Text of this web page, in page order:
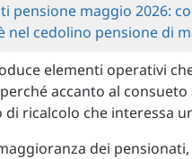
pensione maggio 2026:
nel cedolino pensione di
elementi operativi
accanto al consueto
ricalcolo che interessa
dei